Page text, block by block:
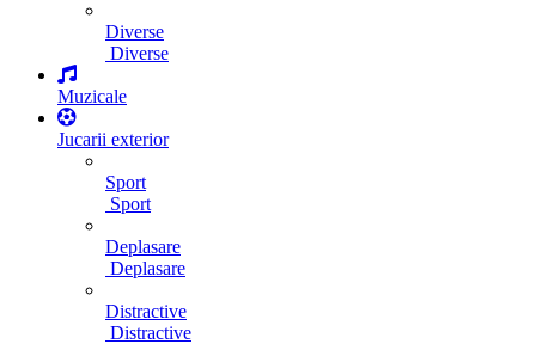
Diverse
Diverse
Muzicale
Jucarii exterior
Sport
Sport
Deplasare
Deplasare
Distractive
Distractive